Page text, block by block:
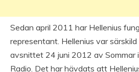
Sedan april 2011 har Hellenius
representant. Hellenius var
avsnittet 24 juni 2012 av Sommar
Radio. Det har hävdats att